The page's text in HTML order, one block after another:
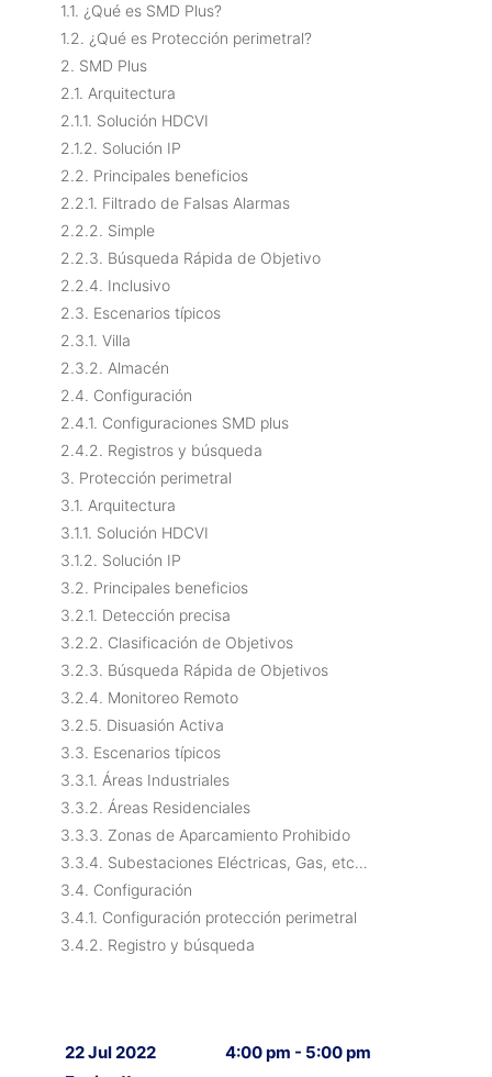
1.1. ¿Qué es SMD Plus?
1.2. ¿Qué es Protección perimetral?
2. SMD Plus
2.1. Arquitectura
2.1.1. Solución HDCVI
2.1.2. Solución IP
2.2. Principales beneficios
2.2.1. Filtrado de Falsas Alarmas
2.2.2. Simple
2.2.3. Búsqueda Rápida de Objetivo
2.2.4. Inclusivo
2.3. Escenarios típicos
2.3.1. Villa
2.3.2. Almacén
2.4. Configuración
2.4.1. Configuraciones SMD plus
2.4.2. Registros y búsqueda
3. Protección perimetral
3.1. Arquitectura
3.1.1. Solución HDCVI
3.1.2. Solución IP
3.2. Principales beneficios
3.2.1. Detección precisa
3.2.2. Clasificación de Objetivos
3.2.3. Búsqueda Rápida de Objetivos
3.2.4. Monitoreo Remoto
3.2.5. Disuasión Activa
3.3. Escenarios típicos
3.3.1. Áreas Industriales
3.3.2. Áreas Residenciales
3.3.3. Zonas de Aparcamiento Prohibido
3.3.4. Subestaciones Eléctricas, Gas, etc…
3.4. Configuración
3.4.1. Configuración protección perimetral
3.4.2. Registro y búsqueda
22 Jul 2022
4:00 pm - 5:00 pm